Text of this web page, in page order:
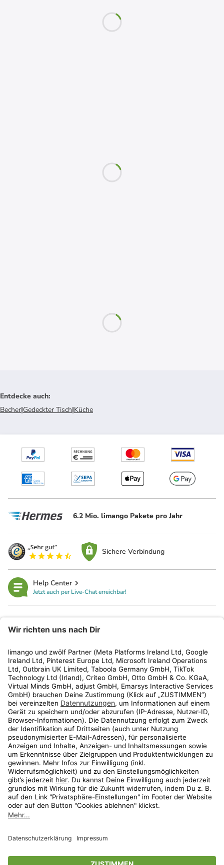
Entdecke auch:
Becher|Gedeckter Tisch|Küche
6.2 Mio. limango Pakete pro Jahr
Sichere Verbindung
Help Center
Jetzt auch per Live-Chat erreichbar!
Kundenservice
Shop
Aktionen
Travel